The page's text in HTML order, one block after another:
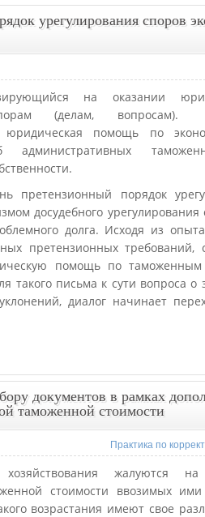
урегулирования споров
на оказании
(делам,
юридическая помощь по
претензионный порядок
досудебного
долга. Исходя из
претензионных требований,
помощь по таможенным
такого письма к сути вопроса о
диалог начинает
документов в рамках
таможенной стоимости
Практика по
жалуются на
стоимости ввозимых
возрастания имеют свое